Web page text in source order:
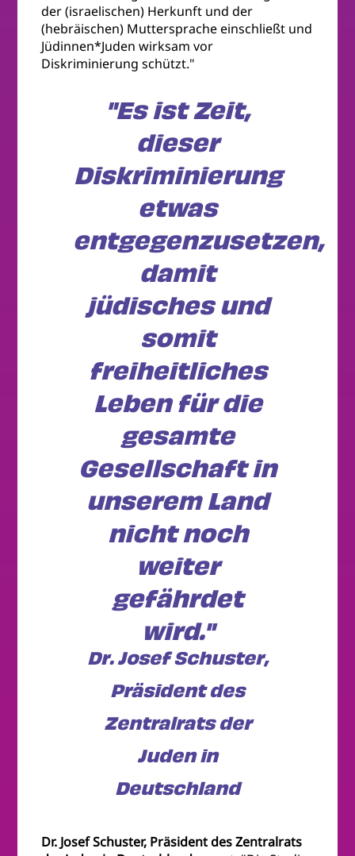
der (israelischen) Herkunft und der
(hebräischen) Muttersprache einschließt und
Jüdinnen*Juden wirksam vor
Diskriminierung schützt."
"Es ist Zeit,
dieser
Diskriminierung
etwas
entgegenzusetzen,
damit
jüdisches und
somit
freiheitliches
Leben für die
gesamte
Gesellschaft in
unserem Land
nicht noch
weiter
gefährdet
wird."
Dr. Josef Schuster,
Präsident des
Zentralrats der
Juden in
Deutschland
Dr. Josef Schuster, Präsident des Zentralrats